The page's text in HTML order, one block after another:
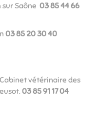
Saône 03 85 44 66
03 85 20 30 40
vétérinaire des
03 85 91 17 04